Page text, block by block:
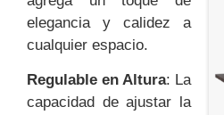
elegancia y calidez a
cualquier espacio.
Regulable en Altura: La
capacidad de ajustar la